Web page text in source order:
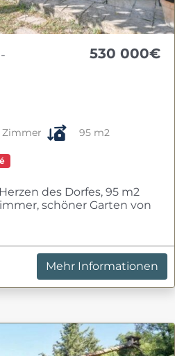
530 000€
Zimmer 95 m2
des Dorfes, 95 m2
schöner Garten von
Mehr Informationen